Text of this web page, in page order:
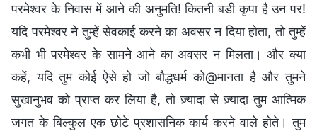
परमेश्वर के निवास में आने की अनुमति! कितनी बडी कृपा है उन पर!
यदि परमेश्वर ने तुम्हें सेवकाई करने का अवसर न दिया होता, तो तुम्हें
कभी भी परमेश्वर के सामने आने का अवसर न मिलता। और क्या
कहें, यदि तुम कोई ऐसे हो जो बौद्धधर्म को@मानता है और तुमने
सुखानुभव को प्राप्त कर लिया है, तो ज़्यादा से ज़्यादा तुम आत्मिक
जगत के बिल्कुल एक छोटे प्रशासनिक कार्य करने वाले होते। तुम